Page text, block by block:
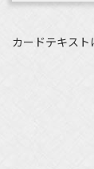
カードテキスト